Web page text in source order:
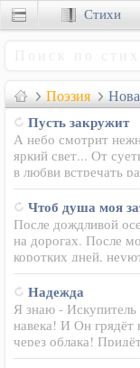
Поэзия
Пусть закружит
А небо смотрит
яркий свет... От
в любви встречать
Обиды все развеять
вспомнить вдруг…
Чтоб душа моя
После дождливой
на дорогах. После
коротких дней,
короткого света,
весной! Где…
Надежда
Я знаю -
навека! И Он грядёт
через облака!
наша, искупленья
Стихи